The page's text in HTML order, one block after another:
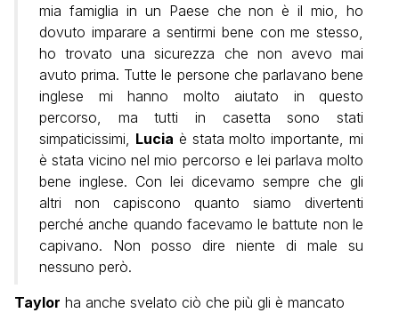
mia famiglia in un Paese che non è il mio, ho
dovuto imparare a sentirmi bene con me stesso,
ho trovato una sicurezza che non avevo mai
avuto prima. Tutte le persone che parlavano bene
inglese mi hanno molto aiutato in questo
percorso, ma tutti in casetta sono stati
simpaticissimi, Lucia è stata molto importante, mi
è stata vicino nel mio percorso e lei parlava molto
bene inglese. Con lei dicevamo sempre che gli
altri non capiscono quanto siamo divertenti
perché anche quando facevamo le battute non le
capivano. Non posso dire niente di male su
nessuno però.
Taylor ha anche svelato ciò che più gli è mancato